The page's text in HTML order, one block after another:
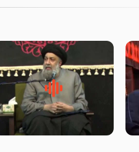
لقب حضرت رقیه سلام الله علیها
به چه معناست – حجت الاسلام